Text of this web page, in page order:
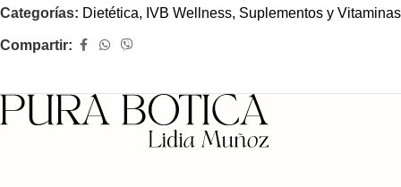
Categorías: Dietética, IVB Wellness, Suplementos y Vitaminas
Compartir: